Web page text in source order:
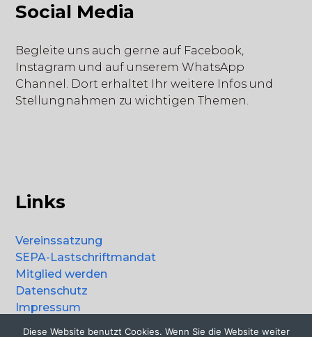
Social Media
Begleite uns auch gerne auf Facebook,
Instagram und auf unserem WhatsApp
Channel. Dort erhaltet Ihr weitere Infos und
Stellungnahmen zu wichtigen Themen.
Links
Vereinssatzung
SEPA-Lastschriftmandat
Mitglied werden
Datenschutz
Impressum
Diese Website benutzt Cookies. Wenn Sie die Website weiter